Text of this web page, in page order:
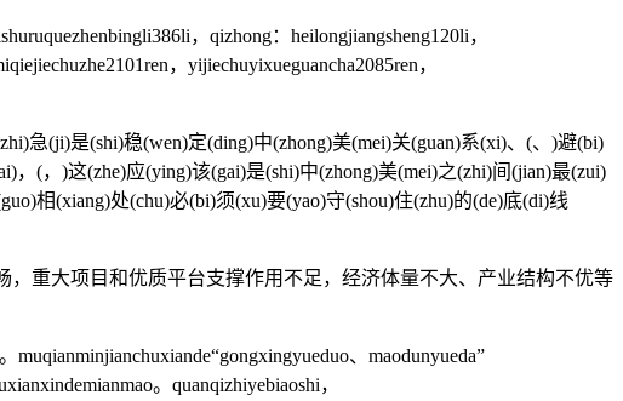
，qizhong：heilongjiangsheng120li，
，yijiechuyixueguancha2085ren，
(ji)是(shi)稳(wen)定(ding)中(zhong)美(mei)关(guan)系(xi)、(、)避(bi)
(，)这(zhe)应(ying)该(gai)是(shi)中(zhong)美(mei)之(zhi)间(jian)最(zui)
相(xiang)处(chu)必(bi)须(xu)要(yao)守(shou)住(zhu)的(de)底(di)线
大项目和优质平台支撑作用不足，经济体量不大、产业结构不优等
、maodunyueda”
。quanqizhiyebiaoshi，